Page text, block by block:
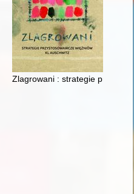
o niezwykłej kobiecie
Zlagrowani : strategie